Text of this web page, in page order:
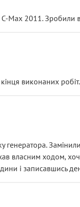
Max 2011. Зробили
виконаних
генератора.
власним ходом,
і записавшись